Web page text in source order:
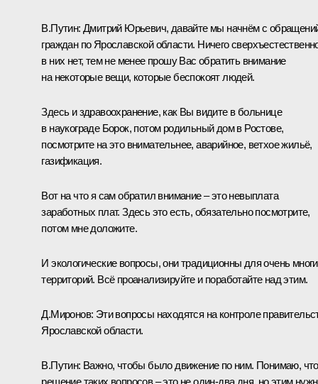
В.Путин: Дмитрий Юрьевич, давайте мы начнём с
граждан по Ярославской области. Ничего
в них нет, тем не менее прошу Вас обратить внимание
на некоторые вещи, которые беспокоят людей.
Здесь и здравоохранение, как Вы видите в больнице
в наукограде Борок, потом родильный дом в Ростове,
посмотрите на это внимательнее, аварийное, ветхое жильё,
газификация.
Вот на что я сам обратил внимание – это невыплата
заработных плат. Здесь это есть, обязательно посмотрите,
потом мне доложите.
И экологические вопросы, они традиционны для очень
территорий. Всё проанализируйте и поработайте над этим.
Д.Миронов: Эти вопросы находятся на контроле
Ярославской области.
В.Путин: Важно, чтобы было движение по ним. Понимаю, что
решение таких вопросов – это не один-два дня, но этим